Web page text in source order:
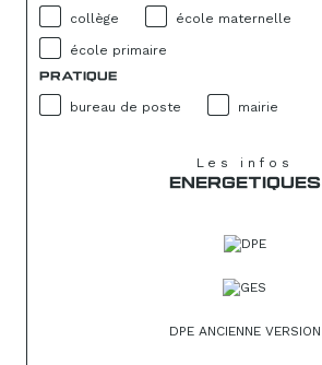
collège école maternelle
école primaire
PRATIQUE
bureau de poste mairie
Les infos
ENERGETIQUES
DPE ANCIENNE VERSION